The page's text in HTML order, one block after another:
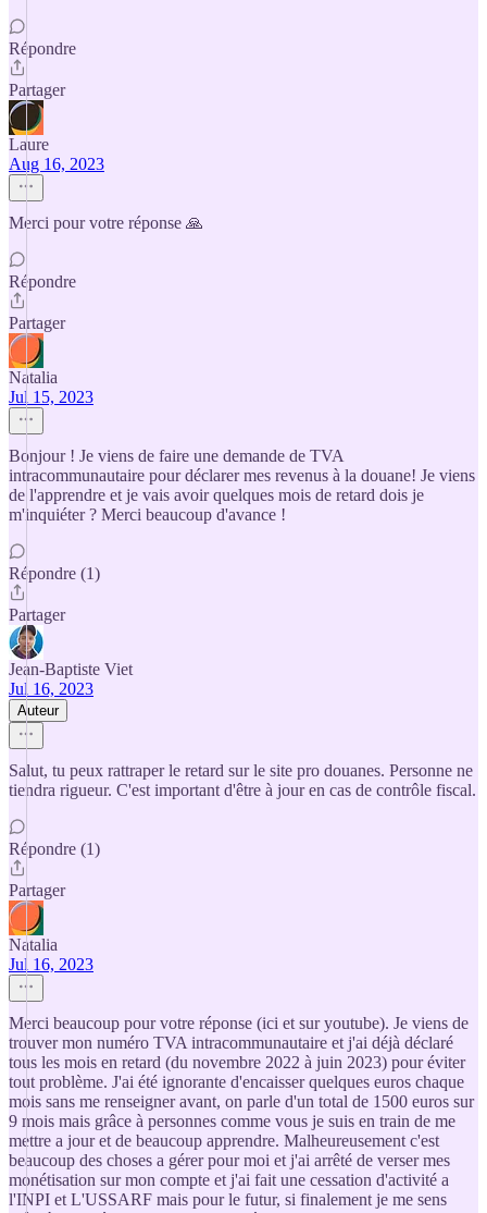
Répondre
Partager
Laure
Aug 16, 2023
Merci pour votre réponse 🙏
Répondre
Partager
Natalia
Jul 15, 2023
Bonjour ! Je viens de faire une demande de TVA
intracommunautaire pour déclarer mes revenus à la douane! Je viens
de l'apprendre et je vais avoir quelques mois de retard dois je
m'inquiéter ? Merci beaucoup d'avance !
Répondre (1)
Partager
Jean-Baptiste Viet
Jul 16, 2023
Auteur
Salut, tu peux rattraper le retard sur le site pro douanes. Personne ne
tiendra rigueur. C'est important d'être à jour en cas de contrôle fiscal.
Répondre (1)
Partager
Natalia
Jul 16, 2023
Merci beaucoup pour votre réponse (ici et sur youtube). Je viens de
trouver mon numéro TVA intracommunautaire et j'ai déjà déclaré
tous les mois en retard (du novembre 2022 à juin 2023) pour éviter
tout problème. J'ai été ignorante d'encaisser quelques euros chaque
mois sans me renseigner avant, on parle d'un total de 1500 euros sur
9 mois mais grâce à personnes comme vous je suis en train de me
mettre a jour et de beaucoup apprendre. Malheureusement c'est
beaucoup des choses a gérer pour moi et j'ai arrêté de verser mes
monétisation sur mon compte et j'ai fait une cessation d'activité a
l'INPI et L'USSARF mais pour le futur, si finalement je me sens